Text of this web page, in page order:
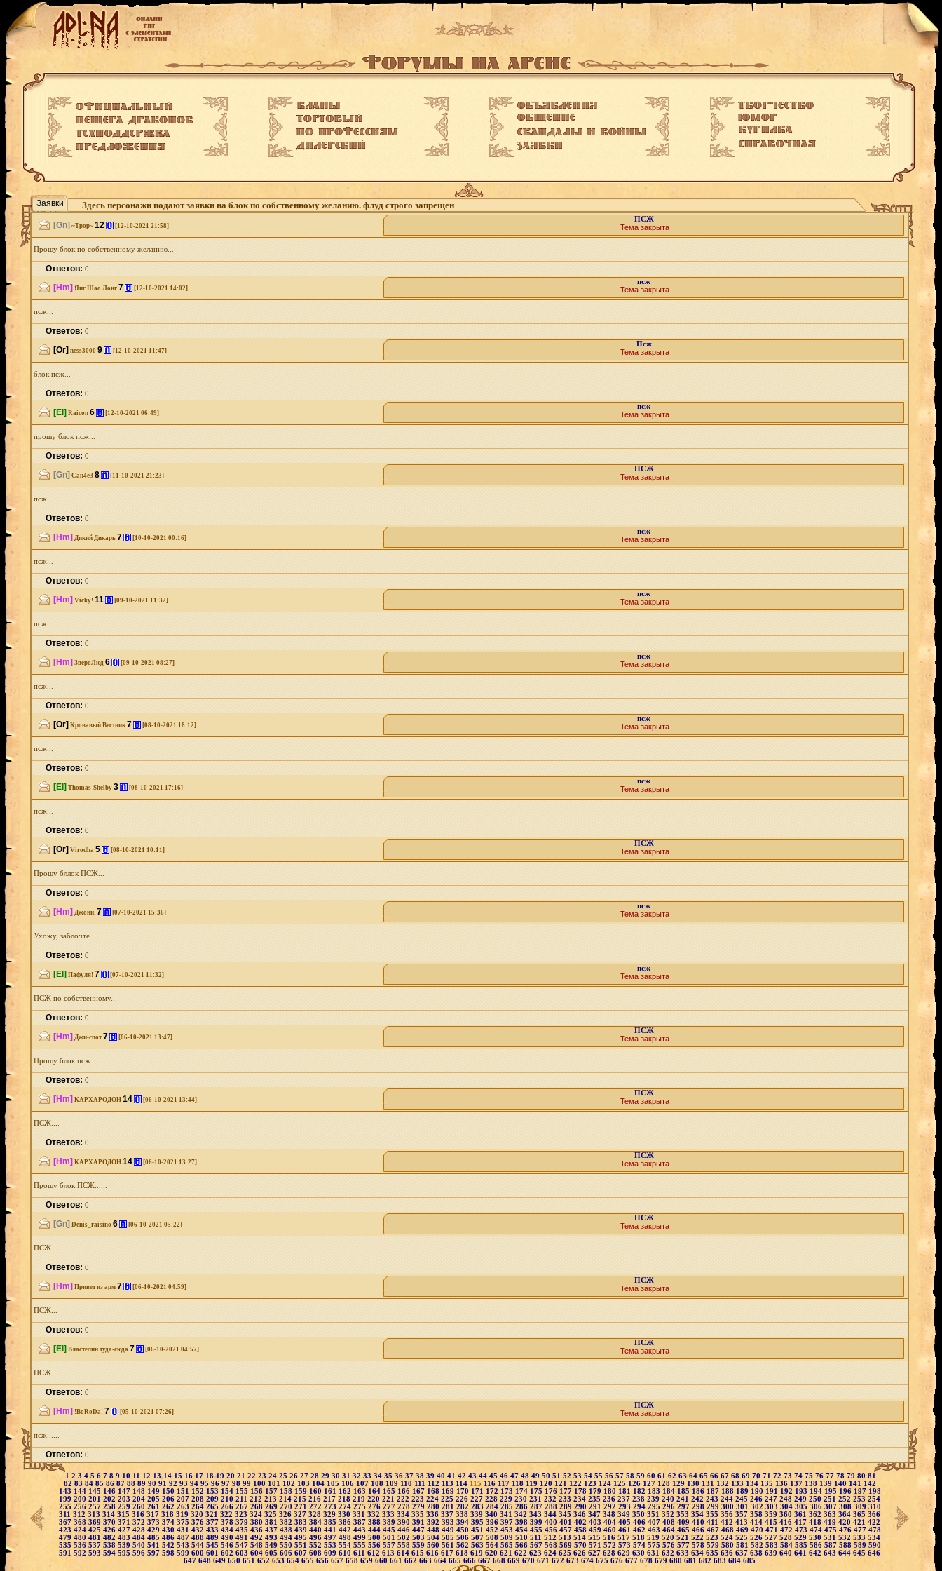
Заявки Здесь персонажи подают заявки на блок по собственному желанию. флуд строго запрещен
[Gn] ~Трор~ 12 [i] [12-10-2021 21:58]
ПСЖ
Тема закрыта
Прошу блок по собственному желанию...
Ответов:0
[Hm] Янг Шао Лонг 7 [i] [12-10-2021 14:02]
псж
Тема закрыта
псж...
Ответов:0
[Or] ness3000 9 [i] [12-10-2021 11:47]
Псж
Тема закрыта
блок псж...
Ответов:0
[El] Raicon 6 [i] [12-10-2021 06:49]
псж
Тема закрыта
прошу блок псж...
Ответов:0
[Gn] Сан4еЗ 8 [i] [11-10-2021 21:23]
ПСЖ
Тема закрыта
псж...
Ответов:0
[Hm] Дикий Дикарь 7 [i] [10-10-2021 00:16]
псж
Тема закрыта
псж...
Ответов:0
[Hm] Vicky! 11 [i] [09-10-2021 11:32]
псж
Тема закрыта
псж...
Ответов:0
[Hm] ЗвероЛюд 6 [i] [09-10-2021 08:27]
псж
Тема закрыта
псж...
Ответов:0
[Or] Кровавый Вестник 7 [i] [08-10-2021 18:12]
псж
Тема закрыта
псж...
Ответов:0
[El] Thomas-Shelby 3 [i] [08-10-2021 17:16]
псж
Тема закрыта
псж...
Ответов:0
[Or] Virodha 5 [i] [08-10-2021 10:11]
ПСЖ
Тема закрыта
Прошу бллок ПСЖ...
Ответов:0
[Hm] Джони. 7 [i] [07-10-2021 15:36]
псж
Тема закрыта
Ухожу, заблочте...
Ответов:0
[El] Пафуля! 7 [i] [07-10-2021 11:32]
псж
Тема закрыта
ПСЖ по собственному...
Ответов:0
[Hm] Джи-спот7 [i] [06-10-2021 13:47]
ПСЖ
Тема закрыта
Прошу блок псж......
Ответов:0
[Hm] КАРХАРОДОН 14 [i] [06-10-2021 13:44]
ПСЖ
Тема закрыта
ПСЖ....
Ответов:0
[Hm] КАРХАРОДОН 14 [i] [06-10-2021 13:27]
ПСЖ
Тема закрыта
Прошу блок ПСЖ......
Ответов:0
[Gn] Denis_raisino 6 [i] [06-10-2021 05:22]
ПСЖ
Тема закрыта
ПСЖ...
Ответов:0
[Hm] Привет из арм 7 [i] [06-10-2021 04:59]
ПСЖ
Тема закрыта
ПСЖ...
Ответов:0
[El] Властелин туда-сюда 7 [i] [06-10-2021 04:57]
ПСЖ
Тема закрыта
ПСЖ...
Ответов:0
[Hm] !BoRoDa! 7 [i] [05-10-2021 07:26]
ПСЖ
Тема закрыта
псж......
Ответов:0
1 2 3 45 6 7 8 9 10 11 12 1314 15 16 17 1819 20 21 22 23 24 25 26 27 28 29 30 3132 33 34 35 36 37 38 39 40 41 42 43 44 45 46 47 48 49 50 51 52 53 54 55 56 57 58 59 6061 62 63 64 65 66 67 68 69 70 71 72 73 74 75 76 77 78 79 80 81
82 83 84 85 86 87 88 89 90 91 92 93 94 95 96 97 98 99 100 101 102 103 104 105 106 107 108 109 110 111 112 113 114 115 116 117118 119 120 121 122 123 124 125 126 127 128 129 130 131 132 133 134 135 136 137 138 139 140 141
142
143 144 145 146 147 148 149 150 151 152 153 154 155 156 157 158 159 160 161 162 163 164 165 166 167 168 169 170 171 172 173 174 175 176 177 178 179 180 181 182 183 184 185 186 187 188 189 190 191 192 193 194 195 196 197 198
199 200 201 202 203 204 205 206 207 208 209 210 211 212 213 214 215 216 217 218 219 220 221 222 223 224 225 226227 228 229 230 231 232 233 234 235 236 237 238 239 240 241 242 243 244 245 246 247 248 249 250 251 252 253 254
255 256 257 258 259 260 261 262 263 264 265 266 267 268 269 270 271 272 273 274 275 276 277 278 279 280 281 282 283 284 285 286 287 288 289 290 291 292 293 294 295 296 297 298 299 300 301 302 303 304 305 306 307 308 309 310
311 312 313 314 315 316 317 318 319 320 321 322 323 324 325 326 327 328 329 330 331 332 333 334 335 336 337 338 339 340 341 342 343 344 345 346 347 348 349 350 351 352 353 354 355 356 357 358 359 360 361 362 363 364 365 366
367 368 369 370 371 372 373 374 375 376 377 378 379 380 381 382 383 384 385 386 387 388 389 390 391 392 393 394 395 396 397 398 399 400 401 402 403 404 405 406 407 408 409 410 411 412 413 414 415 416 417 418 419 420 421 422
423 424 425 426 427 428 429 430 431 432 433 434 435 436 437 438 439 440 441 442 443 444 445 446 447 448 449 450 451 452 453 454 455 456 457 458 459 460 461 462 463 464 465 466 467 468 469 470 471 472 473 474 475 476 477 478
479 480 481 482 483 484 485 486 487 488 489 490 491 492 493 494 495 496 497 498 499 500 501 502 503 504 505 506 507 508 509 510 511 512 513 514 515 516 517 518 519 520 521 522 523 524 525 526 527 528 529 530 531 532 533 534
535 536 537 538 539 540 541 542 543 544 545 546 547 548 549 550 551 552 553 554 555 556 557 558 559 560 561 562 563 564 565 566 567 568 569 570 571 572 573 574 575 576 577 578 579 580 581 582 583 584 585 586 587 588 589 590
591 592 593 594 595 596 597 598 599 600 601 602 603 604 605 606 607 608 609 610 611 612 613 614 615 616 617 618 619 620 621 622 623 624 625 626 627 628 629 630 631 632 633 634 635 636 637 638 639 640 641 642 643 644 645 646
647 648 649 650 651 652 653 654 655 656 657 658 659 660 661 662 663 664 665 666 667 668 669 670 671 672 673 674 675 676 677 678 679 680 681 682 683 684 685